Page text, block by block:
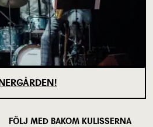
FÖLJ MED BAKOM KULISSERNA